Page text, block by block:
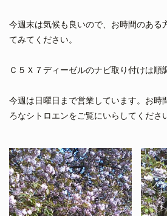
今週末は気候も良いので、お時間のある
てみてください。
Ｃ５Ｘ７ディーゼルのナビ取り付けは順
今週は日曜日まで営業しています。お時
ろなシトロエンをご覧にいらしてくださ